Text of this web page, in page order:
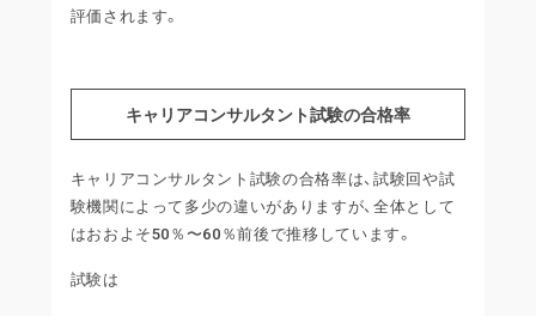
評価されます。
キャリアコンサルタント試験の合格率
キャリアコンサルタント試験の合格率は、試験回や試
験機関によって多少の違いがありますが、全体として
はおおよそ50％〜60％前後で推移しています。
試験は